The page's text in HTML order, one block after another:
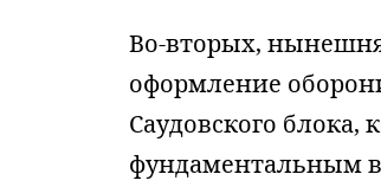
Во-вторых,
оформление
Саудовского блока,
фундаментальным